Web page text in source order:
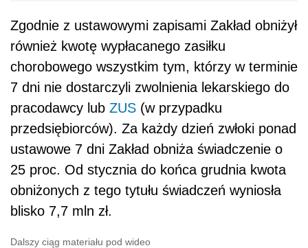
Zgodnie z ustawowymi zapisami Zakład obniżył
również kwotę wypłacanego zasiłku
chorobowego wszystkim tym, którzy w terminie
7 dni nie dostarczyli zwolnienia lekarskiego do
pracodawcy lub ZUS (w przypadku
przedsiębiorców). Za każdy dzień zwłoki ponad
ustawowe 7 dni Zakład obniża świadczenie o
25 proc. Od stycznia do końca grudnia kwota
obniżonych z tego tytułu świadczeń wyniosła
blisko 7,7 mln zł.
Dalszy ciąg materiału pod wideo